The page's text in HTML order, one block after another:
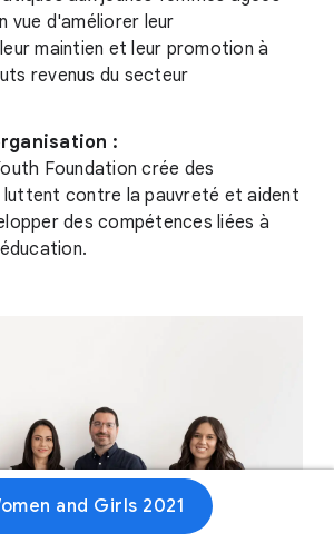
vue d'améliorer leur
maintien et leur promotion à
revenus du secteur
:
Foundation crée des
luttent contre la pauvreté et aident
des compétences liées à
and Girls 2021